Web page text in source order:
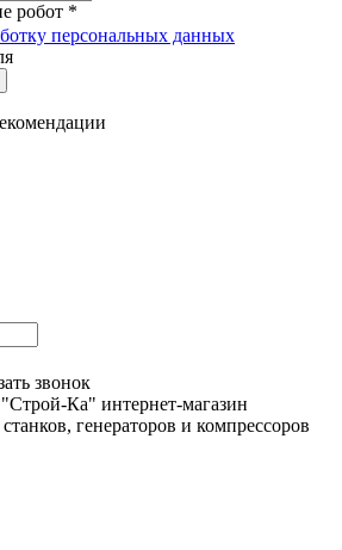
робот *
персональных данных
звонок
Ка" интернет-магазин
генераторов и компрессоров